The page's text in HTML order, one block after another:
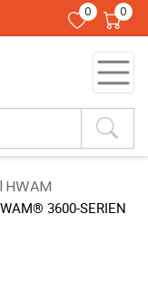
0 0
3600-SERIEN